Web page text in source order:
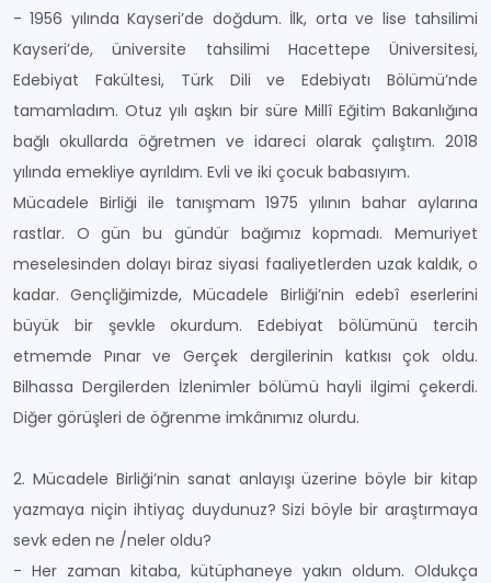
- 1956 yılında Kayseri’de doğdum. İlk, orta ve lise tahsilimi
Kayseri’de, üniversite tahsilimi Hacettepe Üniversitesi,
Edebiyat Fakültesi, Türk Dili ve Edebiyatı Bölümü’nde
tamamladım. Otuz yılı aşkın bir süre Millî Eğitim Bakanlığına
bağlı okullarda öğretmen ve idareci olarak çalıştım. 2018
yılında emekliye ayrıldım. Evli ve iki çocuk babasıyım.
Mücadele Birliği ile tanışmam 1975 yılının bahar aylarına
rastlar. O gün bu gündür bağımız kopmadı. Memuriyet
meselesinden dolayı biraz siyasi faaliyetlerden uzak kaldık, o
kadar. Gençliğimizde, Mücadele Birliği’nin edebî eserlerini
büyük bir şevkle okurdum. Edebiyat bölümünü tercih
etmemde Pınar ve Gerçek dergilerinin katkısı çok oldu.
Bilhassa Dergilerden İzlenimler bölümü hayli ilgimi çekerdi.
Diğer görüşleri de öğrenme imkânımız olurdu.
2. Mücadele Birliği’nin sanat anlayışı üzerine böyle bir kitap
yazmaya niçin ihtiyaç duydunuz? Sizi böyle bir araştırmaya
sevk eden ne /neler oldu?
- Her zaman kitaba, kütüphaneye yakın oldum. Oldukça